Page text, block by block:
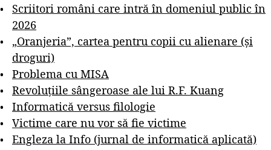
Scriitori români care intră în domeniul public în
2026
„Oranjeria”, cartea pentru copii cu alienare (și
droguri)
Problema cu MISA
Revoluțiile sângeroase ale lui R.F. Kuang
Informatică versus filologie
Victime care nu vor să fie victime
Engleza la Info (jurnal de informatică aplicată)